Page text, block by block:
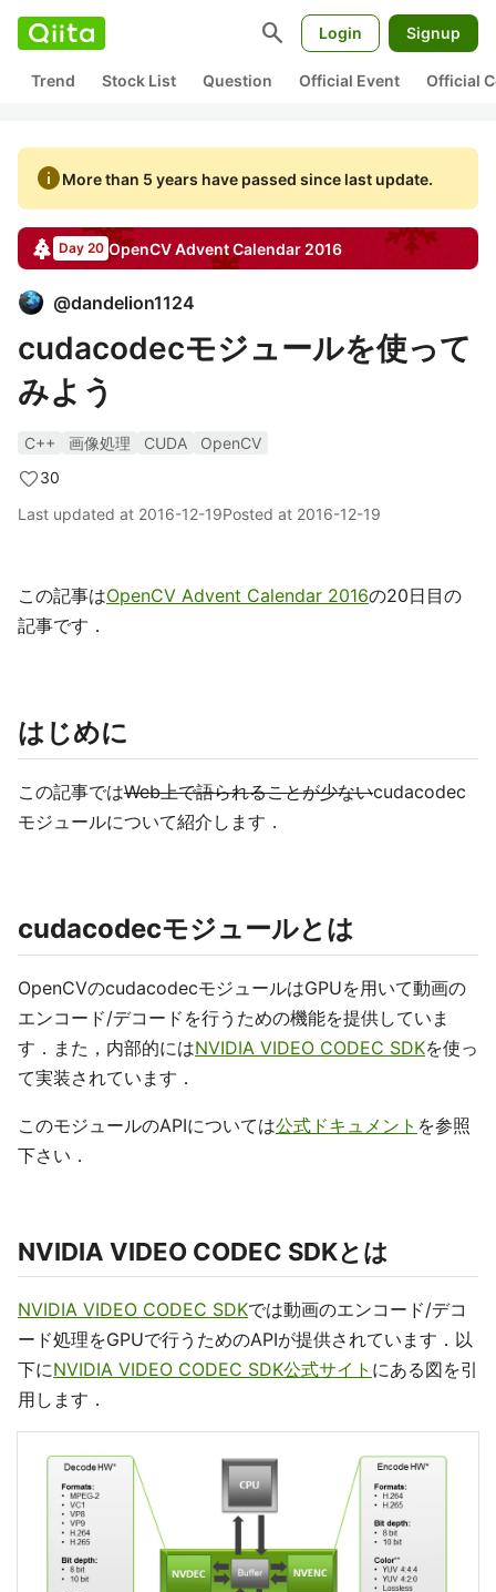
search Login Signup
Trend Stock List Question Official Event Official
infoMore than 5 years have passed since last update.
Day 20 OpenCVAdvent Calendar 2016
@dandelion1124
cudacodecモジュールを使って
みよう
C++ 画像処理 CUDA
OpenCV
30
Last updated at 2016-12-19Posted at 2016-12-19
この記事はOpenCV Advent Calendar 2016の20日目の
記事です．
はじめに
この記事ではWeb上で語られることが少ないcudacodec
モジュールについて紹介します．
cudacodecモジュールとは
OpenCVのcudacodecモジュールはGPUを用いて動画の
エンコード/デコードを行うための機能を提供していま
す．また，内部的にはNVIDIA VIDEO CODEC SDKを使っ
て実装されています．
このモジュールのAPIについては公式ドキュメント を参照
下さい．
NVIDIA VIDEO CODEC SDKとは
NVIDIA VIDEO CODEC SDKでは動画のエンコード/デコ
ード処理をGPUで行うためのAPIが提供されています．以
下にNVIDIA VIDEO CODEC SDK公式サイト にある図を引
用します．